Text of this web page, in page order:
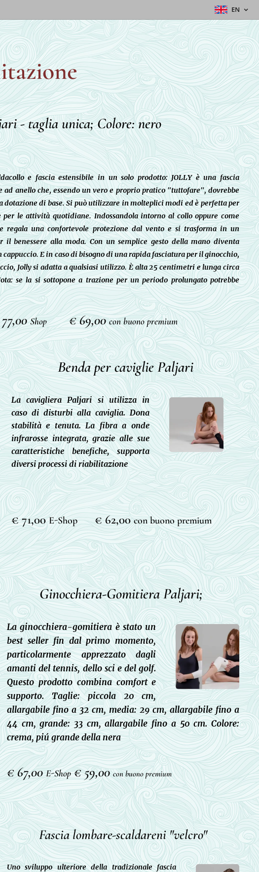
EN
- taglia unica; Colore: nero
e fascia estensibile in un solo prodotto: JOLLY è una fascia
anello che, essendo un vero e proprio pratico "tuttofare", dovrebbe
dotazione di base. Si può utilizzare in molteplici modi ed è perfetta per
per le attività quotidiane. Indossandola intorno al collo oppure come
regala una confortevole protezione dal vento e si trasforma in un
il benessere alla moda. Con un semplice gesto della mano diventa
E in caso di bisogno di una rapida fasciatura per il ginocchio,
Jolly si adatta a qualsiasi utilizzo. È alta 25 centimetri e lunga circa
se la si sottopone a trazione per un periodo prolungato potrebbe
Shop€ 69,00con buono premium
Benda per caviglie Paljari
La cavigliera Paljari si utilizza in
caso di disturbi alla caviglia. Dona
stabilità e tenuta. La fibra a onde
infrarosse integrata, grazie alle sue
caratteristiche benefiche, supporta
diversi processi di riabilitazione
€ 71,00E-Shop € 62,00con buono premium
Ginocchiera-Gomitiera Paljari;
La ginocchiera-gomitiera è stato un
best seller fin dal primo momento,
particolarmente apprezzato dagli
amanti del tennis, dello sci e del golf.
Questo prodotto combina comfort e
supporto. Taglie: piccola 20 cm,
allargabile fino a 32 cm, media: 29 cm, allargabile fino a
44 cm, grande: 33 cm, allargabile fino a 50 cm. Colore:
crema, piú grande della nera
€ 67,00E-Shop€ 59,00con buono premium
Fascia lombare-scaldareni "velcro"
Uno sviluppo ulteriore della tradizionale fascia